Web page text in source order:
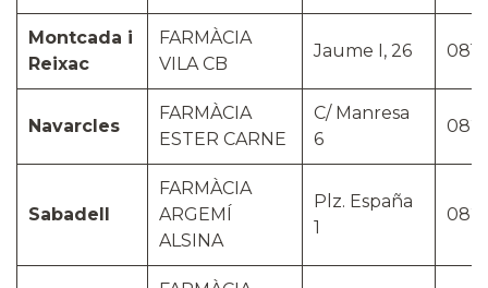
Montcada i
Reixac
FARMÀCIA
VILA CB
Jaume I, 26
Navarcles
FARMÀCIA
ESTER CARNE
C/ Manresa
6
Sabadell
FARMÀCIA
ARGEMÍ
ALSINA
Plz. España
1